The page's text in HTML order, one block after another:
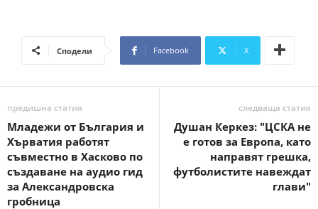
Сподели Facebook X
предишна статия
Младежи от България и
Хърватия работят
съвместно в Хасково по
създаване на аудио гид
за Александровска
гробница
следваща статия
Душан Керкез: "ЦСКА не
е готов за Европа, като
направят грешка,
футболистите навеждат
глави"